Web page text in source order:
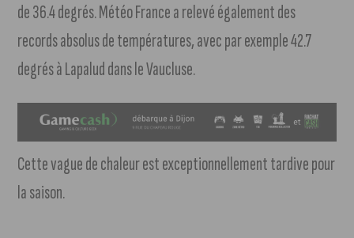
de 36.4 degrés. Météo France a relevé également des
records absolus de températures, avec par exemple 42.7
degrés à Lapalud dans le Vaucluse.
Cette vague de chaleur est exceptionnellement tardive pour
la saison.